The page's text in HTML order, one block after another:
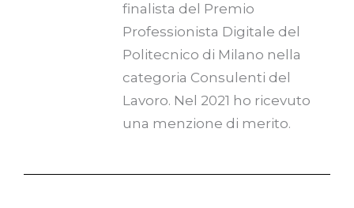
finalista del Premio
Professionista Digitale del
Politecnico di Milano nella
categoria Consulenti del
Lavoro. Nel 2021 ho ricevuto
una menzione di merito.